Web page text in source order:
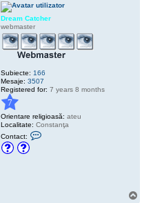
Dream Catcher
webmaster
Subiecte: 166
Mesaje: 3507
Registered for: 7 years 8 months
7
Orientare religioasă: ateu
Localitate: Constanţa
Contact: